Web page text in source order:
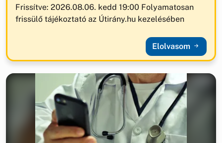
Frissítve: 2026.08.06. kedd 19:00 Folyamatosan
frissülő tájékoztató az Útirány.hu kezelésében
Elolvasom